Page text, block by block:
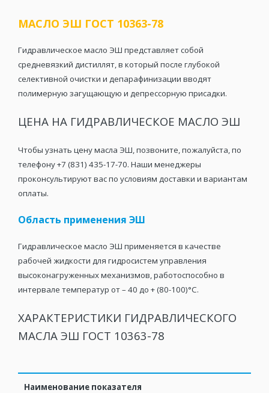
МАСЛО ЭШ ГОСТ 10363-78
Гидравлическое масло ЭШ представляет собой
средневязкий дистиллят, в который после глубокой
селективной очистки и депарафинизации вводят
полимерную загущающую и депрессорную присадки.
ЦЕНА НА ГИДРАВЛИЧЕСКОЕ МАСЛО ЭШ
Чтобы узнать цену масла ЭШ, позвоните, пожалуйста, по
телефону +7 (831) 435-17-70. Наши менеджеры
проконсультируют вас по условиям доставки и вариантам
оплаты.
Область применения ЭШ
Гидравлическое масло ЭШ применяется в качестве
рабочей жидкости для гидросистем управления
высоконагруженных механизмов, работоспособно в
интервале температур от – 40 до + (80-100)°С.
ХАРАКТЕРИСТИКИ ГИДРАВЛИЧЕСКОГО
МАСЛА ЭШ ГОСТ 10363-78
Наименование показателя